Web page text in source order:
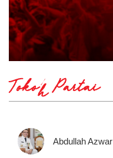
Tokoh Partai
Abdullah